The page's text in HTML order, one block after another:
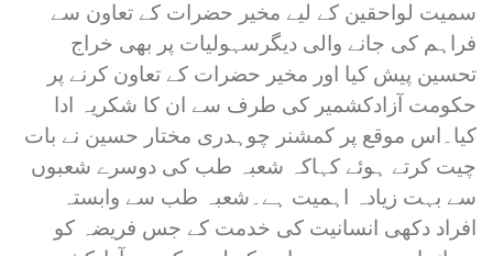
سمیت لواحقین کے لیے مخیر حضرات کے تعاون سے
فراہم کی جانے والی دیگرسہولیات پر بھی خراج
تحسین پیش کیا اور مخیر حضرات کے تعاون کرنے پر
حکومت آزادکشمیر کی طرف سے ان کا شکریہ ادا
کیا۔اس موقع پر کمشنر چوہدری مختار حسین نے بات
چیت کرتے ہوئے کہاکہ شعبہ طب کی دوسرے شعبوں
سے بہت زیادہ اہمیت ہے۔شعبہ طب سے وابستہ
افراد دکھی انسانیت کی خدمت کے جس فریضہ کو